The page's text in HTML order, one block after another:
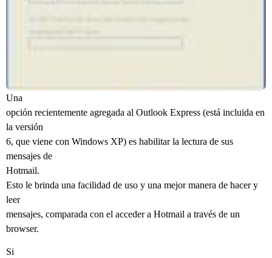
Una
opción recientemente agregada al Outlook Express (está incluida en
la versión
6, que viene con Windows XP) es habilitar la lectura de sus
mensajes de
Hotmail.
Esto le brinda una facilidad de uso y una mejor manera de hacer y
leer
mensajes, comparada con el acceder a Hotmail a través de un
browser.
Si